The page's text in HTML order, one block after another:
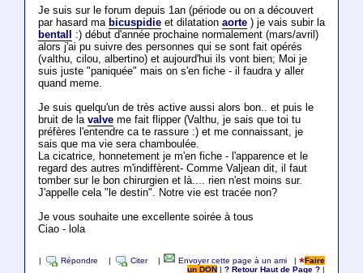
Je suis sur le forum depuis 1an (période ou on a découvert
par hasard ma bicuspidieet dilatation aorte) je vais subir la
bentall
:) début d'année prochaine normalement (mars/avril)
alors j'ai pu suivre des personnes qui se sont fait opérés
(valthu, cilou, albertino) et aujourd'hui ils vont bien; Moi je
suis juste "paniquée" mais on s'en fiche - il faudra y aller
quand meme.
Je suis quelqu'un de très active aussi alors bon.. et puis le
bruit de la valveme fait flipper (Valthu, je sais que toi tu
préfères l'entendre ca te rassure :) et me connaissant, je
sais que ma vie sera chamboulée.
La cicatrice, honnetement je m'en fiche - l'apparence et le
regard des autres m'indiffèrent- Comme Valjean dit, il faut
tomber sur le bon chirurgien et là.... rien n'est moins sur.
J'appelle cela "le destin". Notre vie est tracée non?
Je vous souhaite une excellente soirée à tous
Ciao - lola
Répondre Citer Envoyer cette page à un ami |
Faire
un DON
|? Retour Haut de Page ?